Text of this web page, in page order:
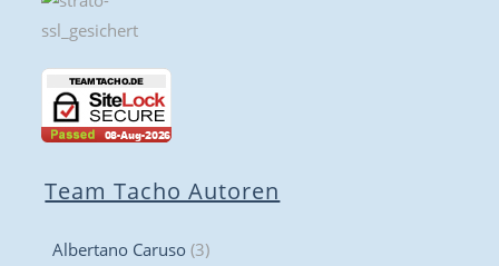
Team Tacho Autoren
Albertano Caruso (3)